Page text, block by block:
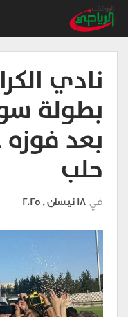
نادي
بطولة
بعد
حلب
في 18 نيسان , 2025